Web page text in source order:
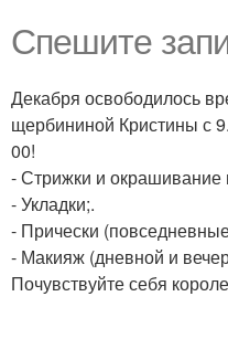
Спешите
Декабря освободилось
щербининой Кристины с
00!
- Стрижки и окрашивание
- Укладки;.
- Прически
- Макияж (дневной и
Почувствуйте себя